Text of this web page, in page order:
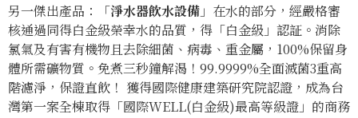
另一傑出產品：「淨水器飲水設備 」在水的部分，經嚴格審
核通過同得白金級榮幸水的品質，得「白金級」認証。消除
氯氣及有害有機物且去除細菌、病毒、重金屬，100%保留身
體所需礦物質。免煮三秒鐘解渴！99.9999%全面滅菌3重高
階濾淨，保證直飲！ 獲得國際健康建築研究院認證，成為台
灣第一案全棟取得「國際WELL(白金級)最高等級證」的商務